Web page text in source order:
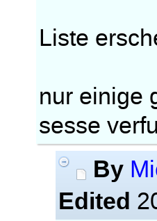
Liste
nur einige
sesse
By
Edited